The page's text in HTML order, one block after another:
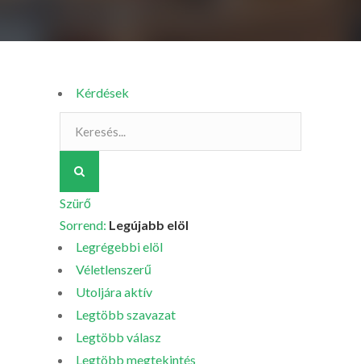
Kérdések
Szürő
Sorrend: Legújabb elöl
Legrégebbi elöl
Véletlenszerű
Utoljára aktív
Legtöbb szavazat
Legtöbb válasz
Legtöbb megtekintés